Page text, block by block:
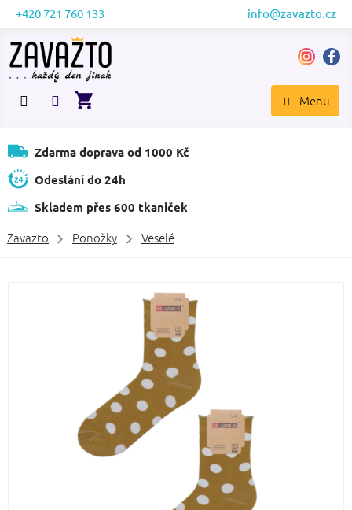
Přejít
obsah
+420 721 760 133 info@zavazto.cz
NÁKUPNÍ
Zdarma doprava od 1000 Kč
Odeslání do 24h
Skladem přes 600 tkaniček
Zavazto Ponožky Veselé